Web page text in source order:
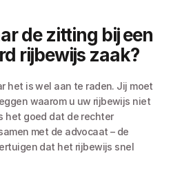
de zitting bij een
rijbewijs zaak?
het is wel aan te raden. Jij moet
waarom u uw rijbewijs niet
het goed dat de rechter
met de advocaat – de
dat het rijbewijs snel